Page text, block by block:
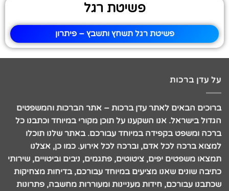
פשיטת רגל
פשיטת רגל תשחץ ותשבץ – פיתרון
על עדן ברכות
ברוכים הבאים לאתר עדן ברכות – אתר הברכות והמשפטים
הגדול בישראל. אנו השקענו על תוכן מקורי במיוחד וכתבנו כל
ברכה ומשפט בקפידה במיוחד עבורכם. באתר שלנו תוכלו
למצוא ברכה לכל אדם, וברכה לכל אירוע. כמו כן, אצלנו
תמצאו משפטים יפים, ציטוטים, פתגמים, ניבים וביטויים, שירותי
כתיבה שונים שאנו מציעים במיוחד עבורכם, בדיחות מצחיקות
שכתבנו עבורכם, חידות מעניינות ומעוררות מחשבה, פתרונות